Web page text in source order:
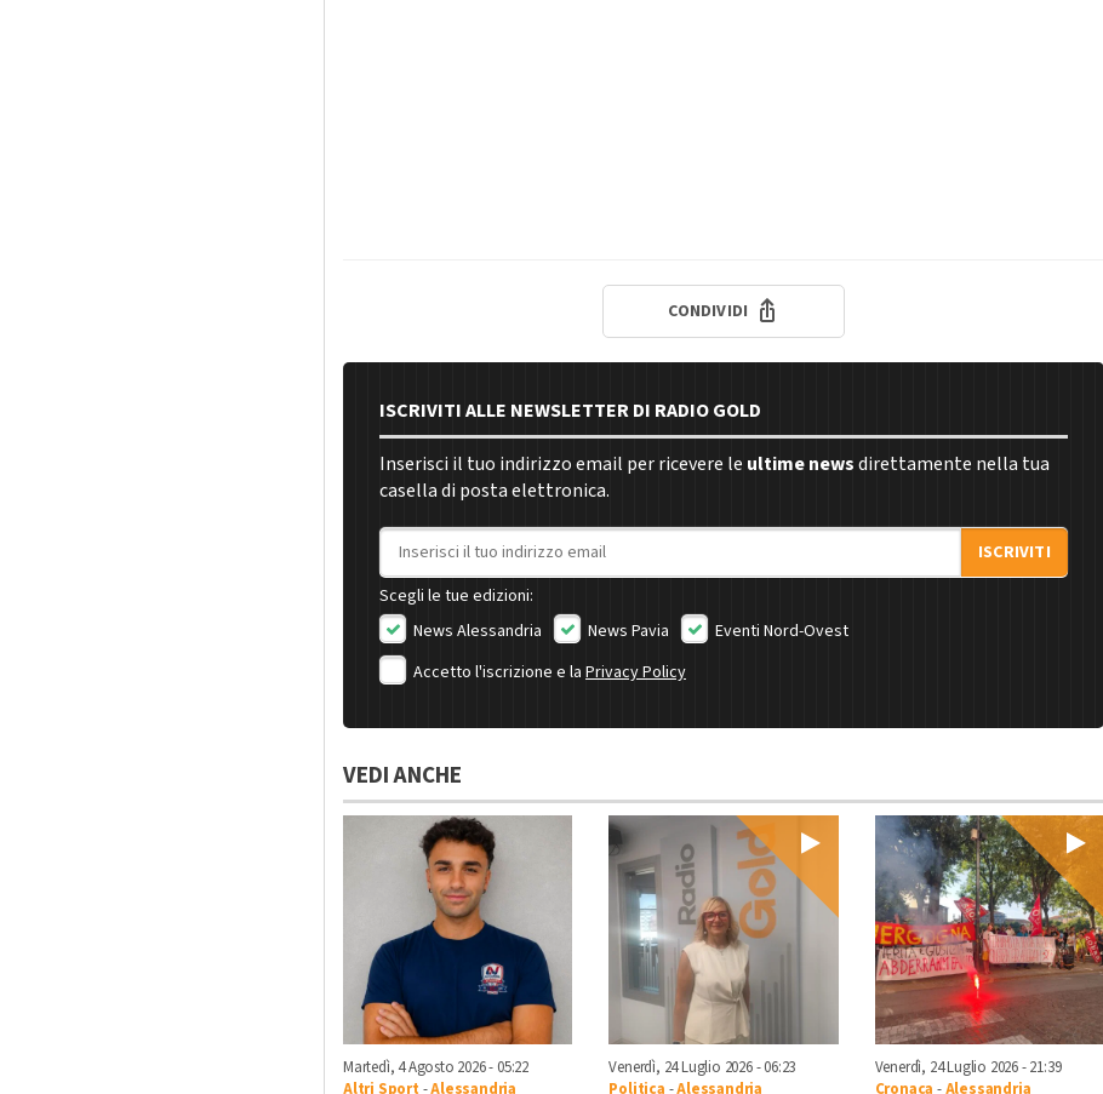
CONDIVIDI
ISCRIVITI ALLE NEWSLETTER DI RADIO GOLD
Inserisci il tuo indirizzo email per ricevere le ultime newsdirettamente nella tua
casella di posta elettronica.
Indirizzo email
ISCRIVITI
Scegli le tue edizioni:
News Alessandria
News Pavia
Eventi Nord-Ovest
Accetto l'iscrizione e la Privacy Policy
VEDI ANCHE
Martedì, 4 Agosto 2026 - 05:22
Altri Sport -Alessandria
Venerdì, 24 Luglio 2026 - 06:23
Politica -Alessandria
Venerdì, 24 Luglio 2026 - 21:39
Cronaca -Alessandria